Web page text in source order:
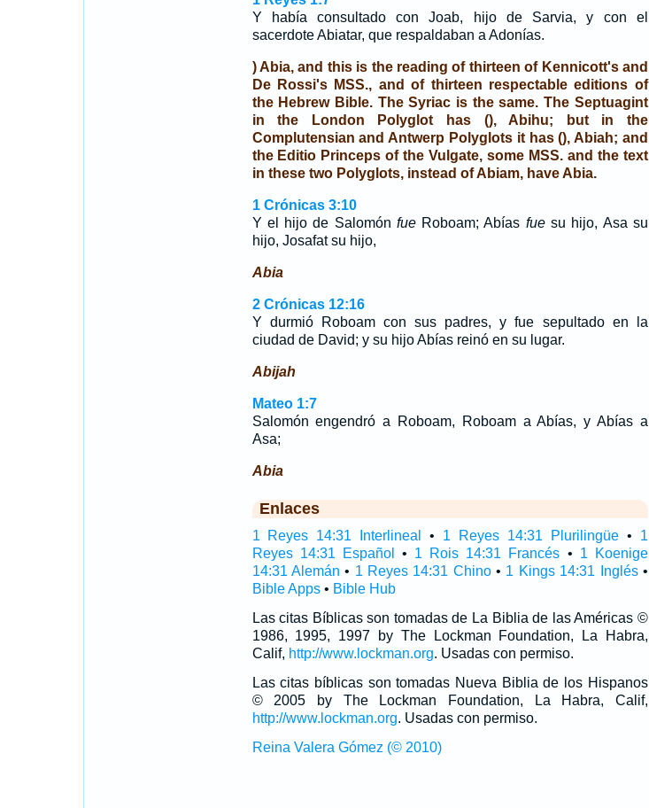
Y había consultado con Joab, hijo de Sarvia, y con el
sacerdote Abiatar, que respaldaban a Adonías.
) Abia, and this is the reading of thirteen of Kennicott's and
De Rossi's MSS., and of thirteen respectable editions of
the Hebrew Bible. The Syriac is the same. The Septuagint
in the London Polyglot has (), Abihu; but in the
Complutensian and Antwerp Polyglots it has (), Abiah; and
the Editio Princeps of the Vulgate, some MSS. and the text
in these two Polyglots, instead of Abiam, have Abia.
1 Crónicas 3:10
Y el hijo de Salomón fueRoboam; Abías fuesu hijo, Asa su
hijo, Josafat su hijo,
Abia
2 Crónicas 12:16
Y durmió Roboam con sus padres, y fue sepultado en la
ciudad de David; y su hijo Abías reinó en su lugar.
Abijah
Mateo 1:7
Salomón engendró a Roboam, Roboam a Abías, y Abías a
Asa;
Abia
Enlaces
1 Reyes 14:31 Interlineal • 1 Reyes 14:31 Plurilingüe • 1
Reyes 14:31 Español
• 1 Rois 14:31 Francés • 1 Koenige
14:31 Alemán • 1 Reyes 14:31 Chino• 1 Kings 14:31 Inglés•
Bible Apps• Bible Hub
Las citas Bíblicas son tomadas de La Biblia de las Américas ©
1986, 1995, 1997 by The Lockman Foundation, La Habra,
Calif, http://www.lockman.org. Usadas con permiso.
Las citas bíblicas son tomadas Nueva Biblia de los Hispanos
© 2005 by The Lockman Foundation, La Habra, Calif,
http://www.lockman.org. Usadas con permiso.
Reina Valera Gómez (© 2010)